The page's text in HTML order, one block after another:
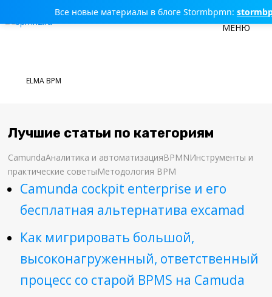
Все новые материалы в блоге Stormbpmn:
МЕНЮ
ELMA BPM
BPM
BPMN
BPMS
BRMS
ELMA BPM
Лучшие статьи по категориям
CamundaАналитика и автоматизацияBPMNИнструменты и
практические советыМетодология BPM
Camunda cockpit enterprise и его
бесплатная альтернатива excamad
Как мигрировать большой,
высоконагруженный, ответственный
процесс со старой BPMS на Camuda